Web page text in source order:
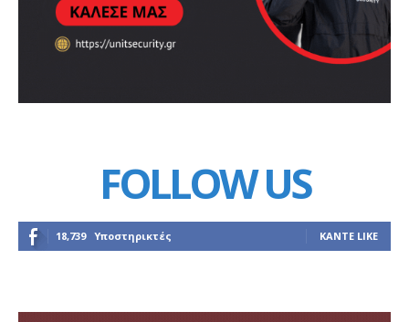
FOLLOW US
18,739 Υποστηρικτές ΚΆΝΤΕ LIKE